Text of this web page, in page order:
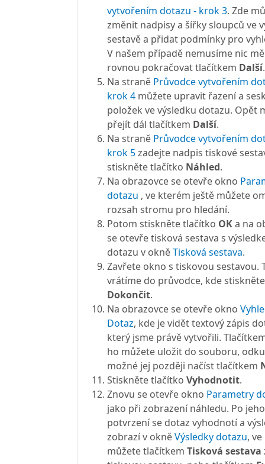
vytvořením dotazu - krok 3. Zde
změnit nadpisy a šířky sloupců ve
sestavě a přidat podmínky pro
V našem případě nemusíme nic
rovnou pokračovat tlačítkem Další.
Na straně Průvodce vytvořením
krok 4 můžete upravit řazení a
položek ve výsledku dotazu. Opět
přejít dál tlačítkem Další.
Na straně Průvodce vytvořením
krok 5zadejte nadpis tiskové
stiskněte tlačítko Náhled.
Na obrazovce se otevře okno
dotazu , ve kterém ještě můžete
rozsah stromu pro hledání.
Potom stiskněte tlačítko OKa na
se otevře tisková sestava s
dotazu v okněTisková sestava.
Zavřete okno s tiskovou sestavou.
vrátíme do průvodce, kde
Dokončit.
Na obrazovce se otevře okno
Dotaz, kde je vidět textový zápis
který jsme právě vytvořili.
ho můžete uložit do souboru,
možné jej později načíst tlačítkem
Stiskněte tlačítko Vyhodnotit.
Znovu se otevře okno Parametry
jako při zobrazení náhledu. Po jeho
potvrzení se dotaz vyhodnotí a
zobrazí v okněVýsledky dotazu,
můžete tlačítkem Tisková sestava